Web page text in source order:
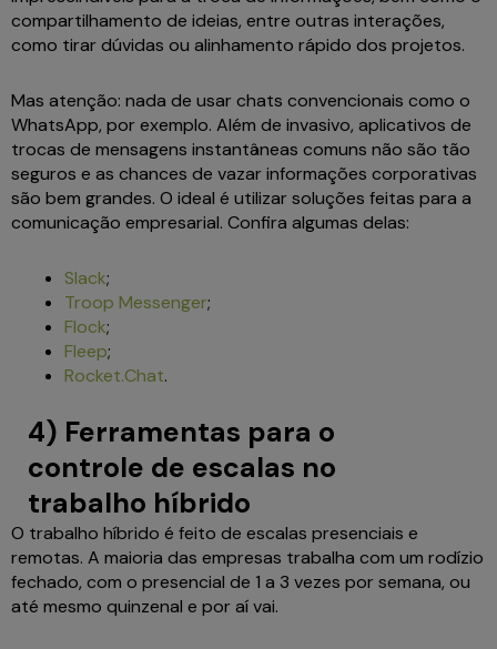
compartilhamento de ideias, entre outras interações,
como tirar dúvidas ou alinhamento rápido dos projetos.
Mas atenção: nada de usar chats convencionais como o
WhatsApp, por exemplo. Além de invasivo, aplicativos de
trocas de mensagens instantâneas comuns não são tão
seguros e as chances de vazar informações corporativas
são bem grandes. O ideal é utilizar soluções feitas para a
comunicação empresarial. Confira algumas delas:
Slack;
Troop Messenger;
Flock;
Fleep;
Rocket.Chat.
4) Ferramentas para o
controle de escalas no
trabalho híbrido
O trabalho híbrido é feito de escalas presenciais e
remotas. A maioria das empresas trabalha com um rodízio
fechado, com o presencial de 1 a 3 vezes por semana, ou
até mesmo quinzenal e por aí vai.